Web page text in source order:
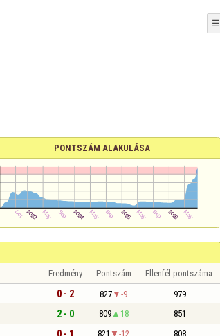
☰
PONTSZÁM ALAKULÁSA
Eredmény Pontszám Ellenfél pontszáma
0 - 2 827 -9 979
2 - 0 809 18 851
0 - 1 821 -12 808